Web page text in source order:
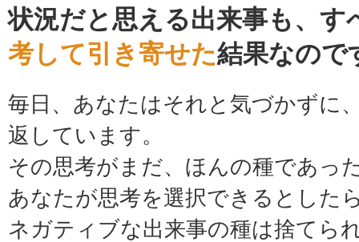
状況だと思える出来事も、す
考して引き寄せた結果なので
毎日、あなたはそれと気づかずに
返しています。
その思考がまだ、ほんの種であっ
あなたが思考を選択できるとした
ネガティブな出来事の種は捨てら